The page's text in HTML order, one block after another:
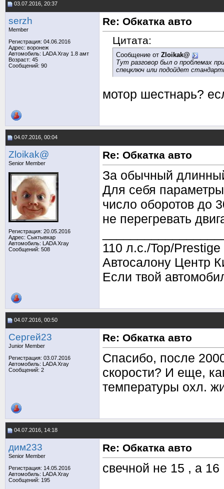
03.07.2016, 20:37
serzh
Member
Регистрация: 04.06.2016
Адрес: воронеж
Автомобиль: LADA Xray 1.8 амт
Возраст: 45
Сообщений: 90
Re: Обкатка авто
Цитата:
Сообщение от Zloikak@
Тут разговор был о проблемах
спецключ или подойдет
мотор шестнарь?
04.07.2016, 00:04
Zloikak@
Senior Member
Регистрация: 20.05.2016
Адрес: Сыктывкар
Автомобиль: LADA Xray
Сообщений: 508
Re: Обкатка авто
За обычный
Для себя
число оборотов до
не перегревать
110 л.с./Top/
Автосалону Центр
Если твой
04.07.2016, 00:50
Сергей23
Junior Member
Регистрация: 03.07.2016
Автомобиль: LADA Xray
Сообщений: 2
Re: Обкатка авто
Спасибо, после
скорости? И еще,
температуры охл.
04.07.2016, 14:18
дим233
Senior Member
Регистрация: 14.05.2016
Автомобиль: LADA Xray
Сообщений: 195
Re: Обкатка авто
свечной не 15 , а 16